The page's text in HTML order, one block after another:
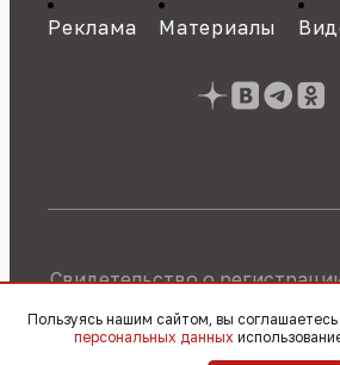
Реклама Материалы
Свидетельство о
обработке
© 2010 – 2026, OOO
Пользуясь нашим сайтом, вы соглашаетесь
персональных данных